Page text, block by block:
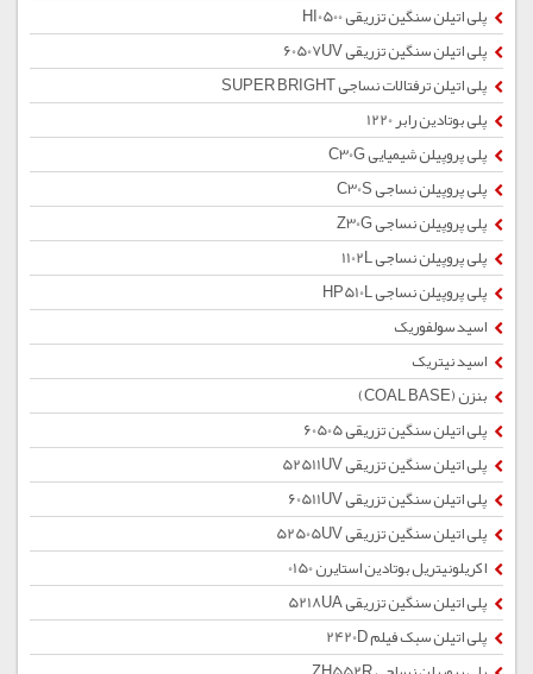
پلی اتیلن سنگین تزریقی HI0500
پلی اتیلن سنگین تزریقی 60507UV
پلی اتیلن ترفتالات نساجی SUPER BRIGHT
پلی بوتادین رابر 1220
پلی پروپیلن شیمیایی C30G
پلی پروپیلن نساجی C30S
پلی پروپیلن نساجی Z30G
پلی پروپیلن نساجی 1102L
پلی پروپیلن نساجی HP510L
اسید سولفوریک
اسید نیتریک
بنزن (COAL BASE)
پلی اتیلن سنگین تزریقی 60505
پلی اتیلن سنگین تزریقی 52511UV
پلی اتیلن سنگین تزریقی 60511UV
پلی اتیلن سنگین تزریقی 52505UV
اکریلونیتریل بوتادین استایرن 0150
پلی اتیلن سنگین تزریقی 5218UA
پلی اتیلن سبک فیلم 2420D